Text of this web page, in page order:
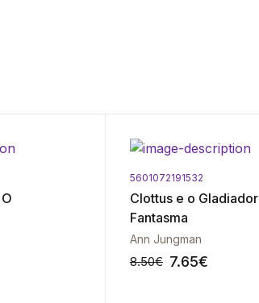
5601072191532
Clottus e o Gladiador
Fantasma
Ann Jungman
8.50€ 7.65€